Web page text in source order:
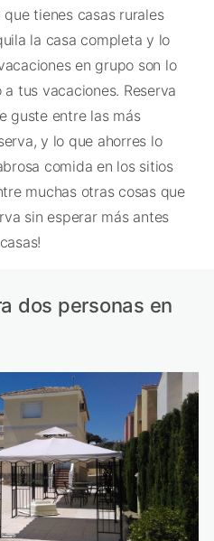
tienes casas rurales
la casa completa y lo
en grupo son lo
tus vacaciones. Reserva
guste entre las más
y lo que ahorres lo
comida en los sitios
muchas otras cosas que
sin esperar más antes
dos personas en